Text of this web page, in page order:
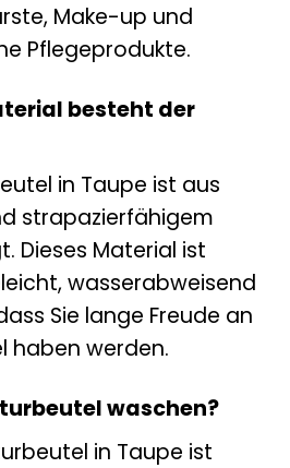
Make-up und
Pflegeprodukte.
besteht der
in Taupe ist aus
strapazierfähigem
Dieses Material ist
wasserabweisend
Sie lange Freude an
haben werden.
waschen?
in Taupe ist